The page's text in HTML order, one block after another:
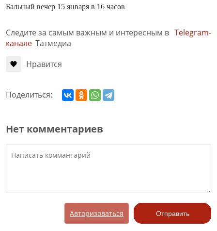
Бальный вечер 15 января в 16 часов
Следите за самым важным и интересным в Telegram-
канале Татмедиа
Нравится
Поделиться:
Нет комментариев
Авторизоваться Отправить